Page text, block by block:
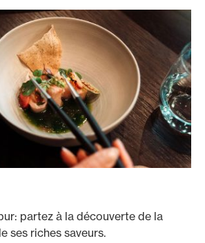
partez à la découverte de la
ses riches saveurs.